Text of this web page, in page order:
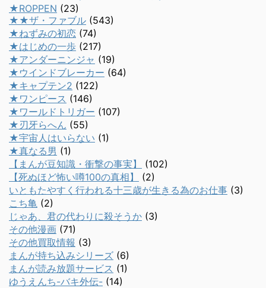
★ROPPEN (23)
★★ザ・ファブル (543)
★ねずみの初恋 (74)
★はじめの一歩 (217)
★アンダーニンジャ (19)
★ウインドブレーカー (64)
★キャプテン2 (122)
★ワンピース (146)
★ワールドトリガー (107)
★刃牙らへん (55)
★宇宙人はいらない (1)
★真なる男 (1)
【まんが豆知識・衝撃の事実】
(102)
【死ぬほど怖い噂100の真相】
(2)
いともたやすく行われる十三歳が生きる為のお仕事 (3)
こち亀 (2)
じゃあ、君の代わりに殺そうか (3)
その他漫画 (71)
その他買取情報 (3)
まんが持ち込みシリーズ (6)
まんが読み放題サービス (1)
ゆうえんち-バキ外伝- (14)